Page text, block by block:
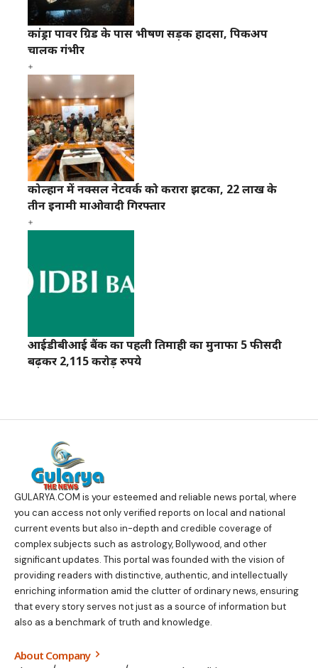
कांड्रा पावर ग्रिड के पास भीषण सड़क हादसा, पिकअप
चालक गंभीर
कोल्हान में नक्सल नेटवर्क को करारा झटका, 22 लाख के
तीन इनामी माओवादी गिरफ्तार
आईडीबीआई बैंक का पहली तिमाही का मुनाफा 5 फीसदी
बढ़कर 2,115 करोड़ रुपये
GULARYA.COM is your esteemed and reliable news portal, where
you can access not only verified reports on local and national
current events but also in-depth and credible coverage of
complex subjects such as astrology, Bollywood, and other
significant updates. This portal was founded with the vision of
providing readers with distinctive, authentic, and intellectually
enriching information amid the clutter of ordinary news, ensuring
that every story serves not just as a source of information but
also as a benchmark of truth and knowledge.
About Company